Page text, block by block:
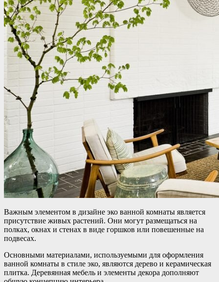
Важным элементом в дизайне эко ванной комнаты является
присутствие живых растений. Они могут размещаться на
полках, окнах и стенах в виде горшков или повешенные на
подвесах.
Основными материалами, используемыми для оформления
ванной комнаты в стиле эко, являются дерево и керамическая
плитка. Деревянная мебель и элементы декора дополняют